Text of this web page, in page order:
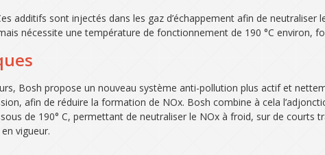
additifs sont injectés dans les gaz d’échappement afin de
nécessite une température de fonctionnement de 190 °C
Bosh propose un nouveau système anti-pollution plus actif et
afin de réduire la formation de NOx. Bosh combine à cela
de 190° C, permettant de neutraliser le NOx à froid, sur de
vigueur.